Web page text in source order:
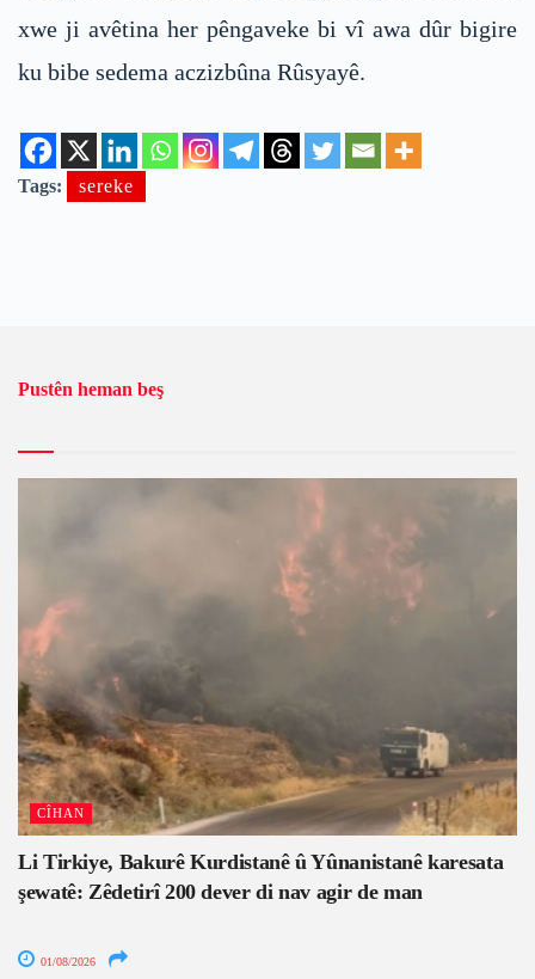
xwe ji avêtina her pêngaveke bi vî awa dûr bigire
ku bibe sedema aczizbûna Rûsyayê.
Tags: sereke
Pustên heman beş
CÎHAN
Li Tirkiye, Bakurê Kurdistanê û Yûnanistanê karesata
şewatê: Zêdetirî 200 dever di nav agir de man
01/08/2026